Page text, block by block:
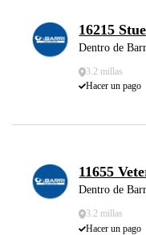
16215
Dentro de
3.2 millas
Hacer un pago
11655
Dentro de
3.2 millas
Hacer un pago